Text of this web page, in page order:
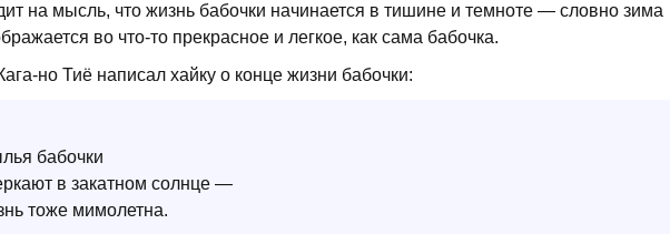
на мысль, что жизнь бабочки начинается в тишине и темноте — словно зима
во что-то прекрасное и легкое, как сама бабочка.
но Тиё написал хайку о конце жизни бабочки:
бабочки
в закатном солнце —
тоже мимолетна.